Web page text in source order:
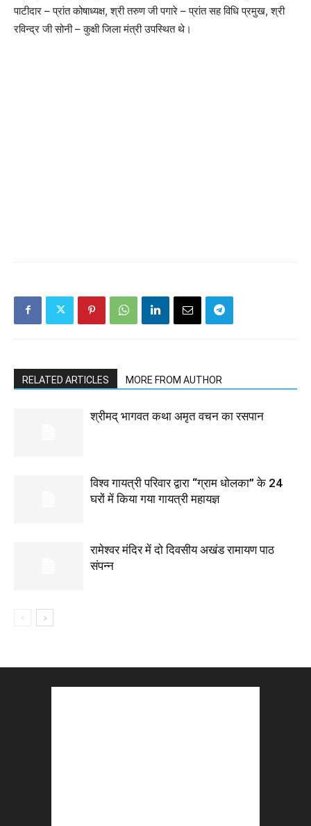
पाटीदार – प्रांत कोषाध्यक्ष, श्री तरुण जी पगारे – प्रांत सह विधि प्रमुख, श्री
रविन्द्र जी सोनी – कुक्षी जिला मंत्री उपस्थित थे।
RELATED ARTICLES MORE FROM AUTHOR
श्रीमद् भागवत कथा अमृत वचन का रसपान
विश्व गायत्री परिवार द्वारा “ग्राम धोलका” के 24
घरों में किया गया गायत्री महायज्ञ
रामेश्वर मंदिर में दो दिवसीय अखंड रामायण पाठ
संपन्न